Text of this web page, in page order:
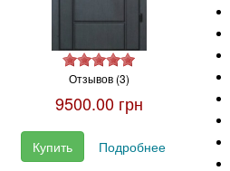
Отзывов (3)
9500.00 грн
Купить Подробнее